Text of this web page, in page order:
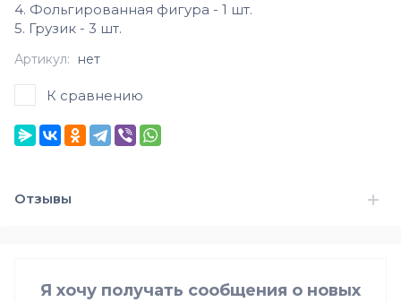
4. Фольгированная фигура - 1 шт.
5. Грузик - 3 шт.
Артикул: нет
К сравнению
Отзывы
Я хочу получать сообщения о новых